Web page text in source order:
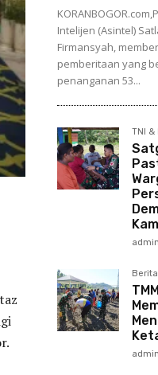
Intelijen (Asintel)
Firmansyah,
pemberitaan yang
penanganan 53...
TNI &
admin
admin